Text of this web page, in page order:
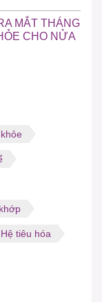
MẮT THÁNG
CHO NỬA
tiêu hóa